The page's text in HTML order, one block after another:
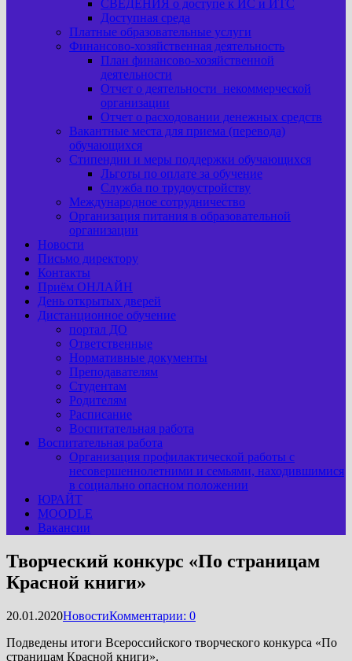
СВЕДЕНИЯ о доступе к ИС и ИТС
Доступная среда
Платные образовательные услуги
Финансово-хозяйственная деятельность
План финансово-хозяйственной
деятельности
Отчет о деятельности некоммерческой
организации
Отчет о расходовании денежных средств
Вакантные места для приема (перевода)
обучающихся
Стипендии и меры поддержки обучающихся
Льготы по оплате за обучение
Служба по трудоустройству
Международное сотрудничество
Организация питания в образовательной
организации
Новости
Письмо директору
Контакты
Приём ОНЛАЙН
День открытых дверей
Дистанционное обучение
портал ДО
Ответственные
Нормативные документы
Преподавателям
Студентам
Родителям
Расписание
Воспитательная работа
Воспитательная работа
Организация профилактической работы с
несовершеннолетними и семьями, находившимися
в социально опасном положении
ЮРАЙТ
MOODLE
Вакансии
Творческий конкурс «По страницам
Красной книги»
20.01.2020НовостиКомментарии: 0
Подведены итоги Всероссийского творческого конкурса «По
страницам Красной книги».